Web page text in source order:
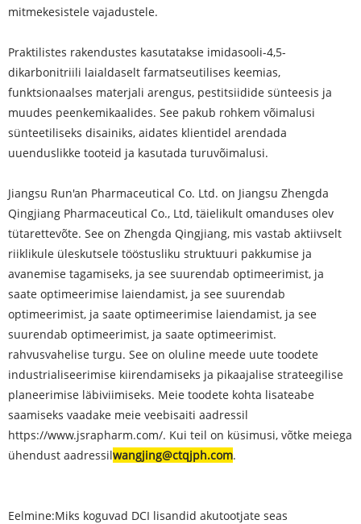
mitmekesistele vajadustele.
Praktilistes rakendustes kasutatakse imidasooli-4,5-
dikarbonitriili laialdaselt farmatseutilises keemias,
funktsionaalses materjali arengus, pestitsiidide sünteesis ja
muudes peenkemikaalides. See pakub rohkem võimalusi
sünteetiliseks disainiks, aidates klientidel arendada
uuenduslikke tooteid ja kasutada turuvõimalusi.
Jiangsu Run'an Pharmaceutical Co. Ltd. on Jiangsu Zhengda
Qingjiang Pharmaceutical Co., Ltd, täielikult omanduses olev
tütarettevõte. See on Zhengda Qingjiang, mis vastab aktiivselt
riiklikule üleskutsele tööstusliku struktuuri pakkumise ja
avanemise tagamiseks, ja see suurendab optimeerimist, ja
saate optimeerimise laiendamist, ja see suurendab
optimeerimist, ja saate optimeerimise laiendamist, ja see
suurendab optimeerimist, ja saate optimeerimist.
rahvusvahelise turgu. See on oluline meede uute toodete
industrialiseerimise kiirendamiseks ja pikaajalise strateegilise
planeerimise läbiviimiseks. Meie toodete kohta lisateabe
saamiseks vaadake meie veebisaiti aadressil
https://www.jsrapharm.com/. Kui teil on küsimusi, võtke meiega
ühendust aadressilwangjing@ctqjph.com.
Eelmine:Miks koguvad DCI lisandid akutootjate seas